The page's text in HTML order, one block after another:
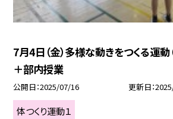
7月4日（金）多様な動きをつくる運動
＋部内授業
公開日 2025/07/16 更新日
体つくり運動１